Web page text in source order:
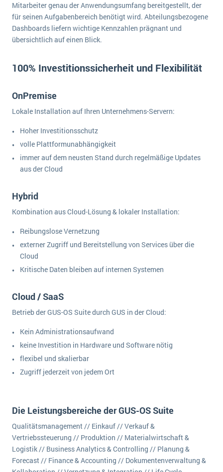
Mitarbeiter genau der Anwendungsumfang bereitgestellt, der
für seinen Aufgabenbereich benötigt wird. Abteilungsbezogene
Dashboards liefern wichtige Kennzahlen prägnant und
übersichtlich auf einen Blick.
100% Investitionssicherheit und Flexibilität
OnPremise
Lokale Installation auf Ihren Unternehmens-Servern:
Hoher Investitionsschutz
volle Plattformunabhängigkeit
immer auf dem neusten Stand durch regelmäßige Updates
aus der Cloud
Hybrid
Kombination aus Cloud-Lösung & lokaler Installation:
Reibungslose Vernetzung
externer Zugriff und Bereitstellung von Services über die
Cloud
Kritische Daten bleiben auf internen Systemen
Cloud / SaaS
Betrieb der GUS-OS Suite durch GUS in der Cloud:
Kein Administrationsaufwand
keine Investition in Hardware und Software nötig
flexibel und skalierbar
Zugriff jederzeit von jedem Ort
Die Leistungsbereiche der GUS-OS Suite
Qualitätsmanagement // Einkauf // Verkauf &
Vertriebssteuerung // Produktion // Materialwirtschaft &
Logistik // Business Analytics & Controlling // Planung &
Forecast // Finance & Accounting // Dokumentenverwaltung &